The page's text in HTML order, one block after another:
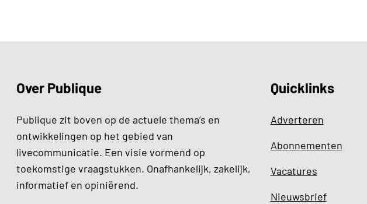
Over Publique
Publique zit boven op de actuele thema’s en
ontwikkelingen op het gebied van
livecommunicatie. Een visie vormend op
toekomstige vraagstukken. Onafhankelijk, zakelijk,
informatief en opiniërend.
Quicklinks
Adverteren
Abonnementen
Vacatures
Nieuwsbrief